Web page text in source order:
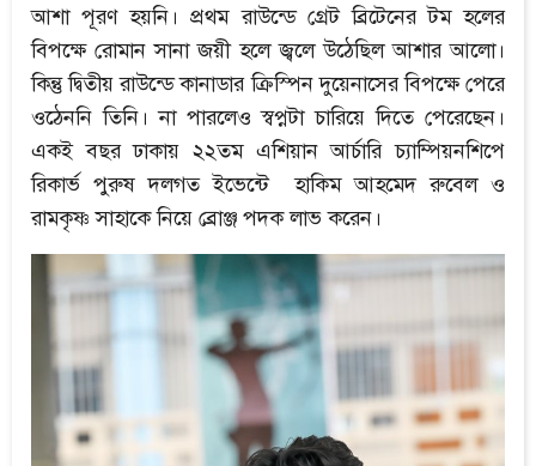
আশা পূরণ হয়নি। প্রথম রাউন্ডে গ্রেট ব্রিটেনের টম হলের
বিপক্ষে রোমান সানা জয়ী হলে জ্বলে উঠেছিল আশার আলো।
কিন্তু দ্বিতীয় রাউন্ডে কানাডার ক্রিস্পিন দুয়েনাসের বিপক্ষে পেরে
ওঠেননি তিনি। না পারলেও স্বপ্নটা চারিয়ে দিতে পেরেছেন।
একই বছর ঢাকায় ২২তম এশিয়ান আর্চারি চ্যাম্পিয়নশিপে
রিকার্ভ পুরুষ দলগত ইভেন্টে হাকিম আহমেদ রুবেল ও
রামকৃষ্ণ সাহাকে নিয়ে ব্রোঞ্জ পদক লাভ করেন।